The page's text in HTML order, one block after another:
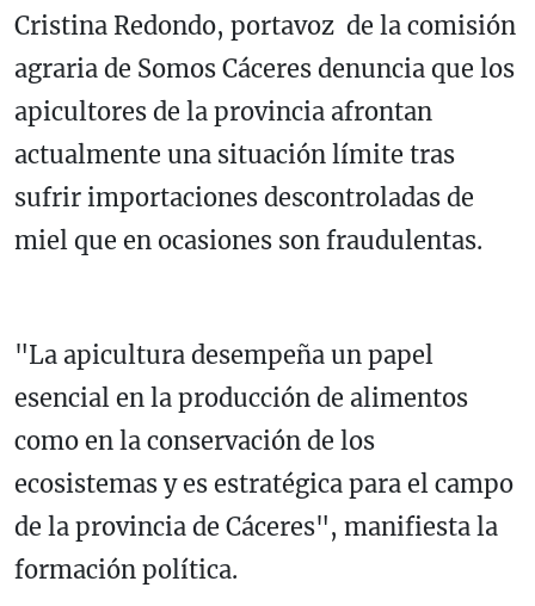
Cristina Redondo, portavoz de la comisión
agraria de Somos Cáceres denuncia que los
apicultores de la provincia afrontan
actualmente una situación límite tras
sufrir importaciones descontroladas de
miel que en ocasiones son fraudulentas.
"La apicultura desempeña un papel
esencial en la producción de alimentos
como en la conservación de los
ecosistemas y es estratégica para el campo
de la provincia de Cáceres", manifiesta la
formación política.